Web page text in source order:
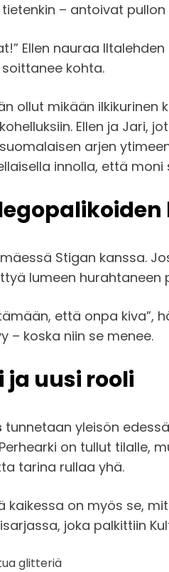
– antoivat pullon
Ellen nauraa
kohta.
ollut mikään
Ellen ja Jari,
arjen
innolla, että
Stigan kanssa.
lumeen hurahtaneen
että onpa kiva”,
– koska niin se menee.
ja uusi rooli
tunnetaan yleisön
on tullut tilalle,
tarina rullaa yhä.
kaikessa on myös se,
joka palkittiin
glitteriä